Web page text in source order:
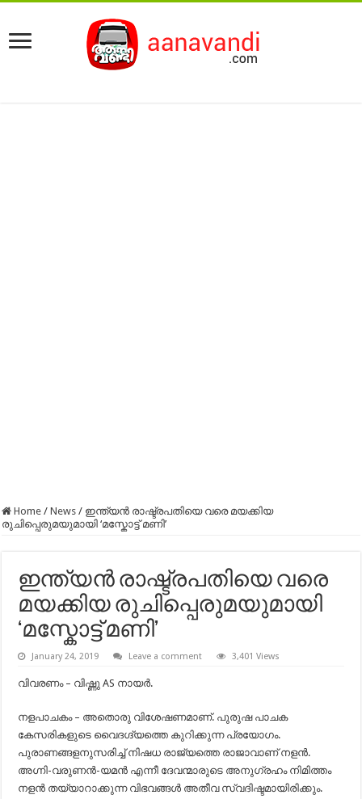
Home / News / ഇന്ത്യൻ രാഷ്ട്രപതിയെ വരെ മയക്കിയ
രുചിപ്പെരുമയുമായി ‘മസ്കോട്ട് മണി’
ഇന്ത്യൻ രാഷ്ട്രപതിയെ വരെ
മയക്കിയ രുചിപ്പെരുമയുമായി
‘മസ്കോട്ട് മണി’
January 24, 2019 Leave a comment 3,401 Views
വിവരണം – വിഷ്ണു AS നായർ.
നളപാചകം – അതൊരു വിശേഷണമാണ്. പുരുഷ പാചക
കേസരികളുടെ വൈദഗ്ദ്യത്തെ കുറിക്കുന്ന പ്രയോഗം.
പുരാണങ്ങളനുസരിച്ച് നിഷധ രാജ്യത്തെ രാജാവാണ് നളൻ.
അഗ്നി-വരുണൻ-യമൻ എന്നീ ദേവന്മാരുടെ അനുഗ്രഹം നിമിത്തം
നളൻ തയ്യാറാക്കുന്ന വിഭവങ്ങൾ അതീവ സ്വദിഷ്ടമായിരിക്കും.